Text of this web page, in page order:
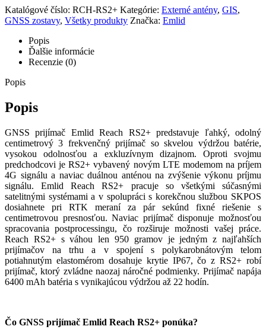
Katalógové číslo: RCH-RS2+ Kategórie: Externé antény, GIS,
GNSS zostavy, Všetky produkty Značka: Emlid
Popis
Ďalšie informácie
Recenzie (0)
Popis
Popis
GNSS prijímač Emlid Reach RS2+ predstavuje ľahký, odolný
centimetrový 3 frekvenčný prijímač so skvelou výdržou batérie,
vysokou odolnosťou a exkluzívnym dizajnom. Oproti svojmu
predchodcovi je RS2+ vybavený novým LTE modemom na príjem
4G signálu a naviac duálnou anténou na zvýšenie výkonu príjmu
signálu. Emlid Reach RS2+ pracuje so všetkými súčasnými
satelitnými systémami a v spolupráci s korekčnou službou SKPOS
dosiahnete pri RTK meraní za pár sekúnd fixné riešenie s
centimetrovou presnosťou. Naviac prijímač disponuje možnosťou
spracovania postprocessingu, čo rozširuje možnosti vašej práce.
Reach RS2+ s váhou len 950 gramov je jedným z najľahších
prijímačov na trhu a v spojení s polykarobnátovým telom
potiahnutým elastomérom dosahuje krytie IP67, čo z RS2+ robí
prijímač, ktorý zvládne naozaj náročné podmienky. Prijímač napája
6400 mAh batéria s vynikajúcou výdržou až 22 hodín.
Čo GNSS prijímač Emlid Reach RS2+ ponúka?